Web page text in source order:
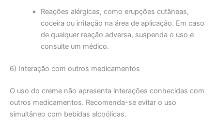
Reações alérgicas, como erupções cutâneas,
coceira ou irritação na área de aplicação. Em caso
de qualquer reação adversa, suspenda o uso e
consulte um médico.
6) Interação com outros medicamentos
O uso do creme não apresenta interações conhecidas com
outros medicamentos. Recomenda-se evitar o uso
simultâneo com bebidas alcoólicas.